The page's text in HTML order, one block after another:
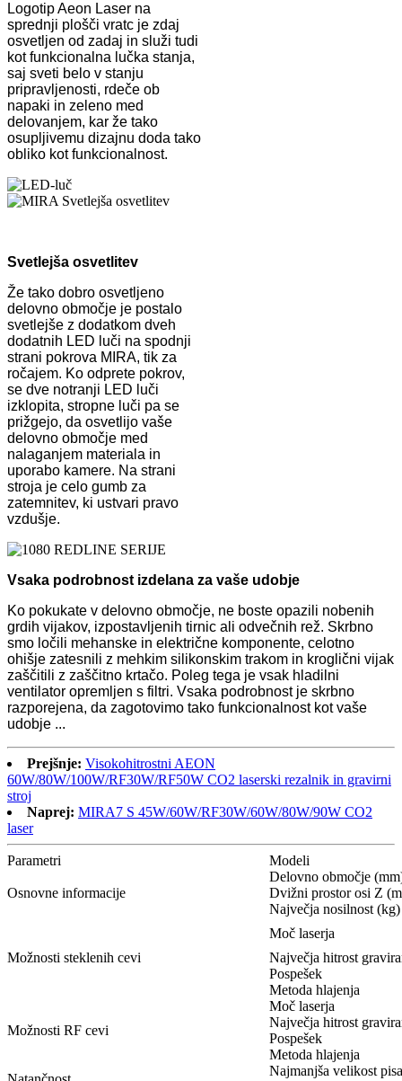
Logotip Aeon Laser na
sprednji plošči vratc je zdaj
osvetljen od zadaj in služi tudi
kot funkcionalna lučka stanja,
saj sveti belo v stanju
pripravljenosti, rdeče ob
napaki in zeleno med
delovanjem, kar že tako
osupljivemu dizajnu doda tako
obliko kot funkcionalnost.
Svetlejša osvetlitev
Že tako dobro osvetljeno
delovno območje je postalo
svetlejše z dodatkom dveh
dodatnih LED luči na spodnji
strani pokrova MIRA, tik za
ročajem. Ko odprete pokrov,
se dve notranji LED luči
izklopita, stropne luči pa se
prižgejo, da osvetlijo vaše
delovno območje med
nalaganjem materiala in
uporabo kamere. Na strani
stroja je celo gumb za
zatemnitev, ki ustvari pravo
vzdušje.
Vsaka podrobnost izdelana za vaše udobje
Ko pokukate v delovno območje, ne boste opazili nobenih
grdih vijakov, izpostavljenih tirnic ali odvečnih rež. Skrbno
smo ločili mehanske in električne komponente, celotno
ohišje zatesnili z mehkim silikonskim trakom in kroglični vijak
zaščitili z zaščitno krtačo. Poleg tega je vsak hladilni
ventilator opremljen s filtri. Vsaka podrobnost je skrbno
razporejena, da zagotovimo tako funkcionalnost kot vaše
udobje ...
Prejšnje: Visokohitrostni AEON
60W/80W/100W/RF30W/RF50W CO2 laserski rezalnik in gravirni
stroj
Naprej: MIRA7 S 45W/60W/RF30W/60W/80W/90W CO2
laser
Parametri Modeli
Osnovne informacije
Delovno območje
Dvižni prostor osi Z
Največja nosilnost (kg)
Možnosti steklenih cevi
Moč laserja
Največja hitrost
Pospešek
Metoda hlajenja
Možnosti RF cevi
Moč laserja
Največja hitrost
Pospešek
Metoda hlajenja
Najmanjša velikost